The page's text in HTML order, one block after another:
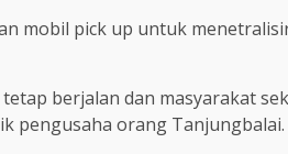
mobil pick up untuk
berjalan dan masyarakat
pengusaha orang Tanjungbalai.